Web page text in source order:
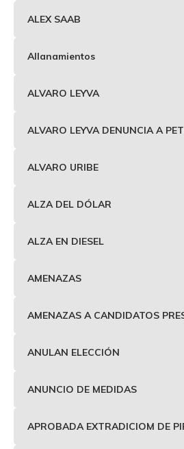
ALEX SAAB
Allanamientos
ALVARO LEYVA
ALVARO LEYVA DENUNCIA A
ALVARO URIBE
ALZA DEL DÓLAR
ALZA EN DIESEL
AMENAZAS
AMENAZAS A CANDIDATOS
ANULAN ELECCIÓN
ANUNCIO DE MEDIDAS
APROBADA EXTRADICIOM DE